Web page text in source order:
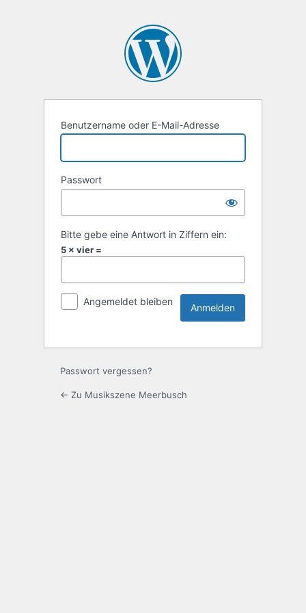
Benutzername oder E-Mail-Adresse
Passwort
Bitte gebe eine Antwort in Ziffern ein:
5 × vier =
Angemeldet bleiben
Passwort vergessen?
← Zu Musikszene Meerbusch